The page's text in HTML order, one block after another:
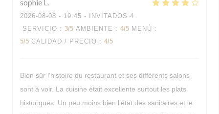
sophie L
2026-08-08 - 19:45 - INVITADOS 4
SERVICIO : 3/5 AMBIENTE : 4/5 MENÚ :
5/5 CALIDAD / PRECIO : 4/5
Bien sûr l’histoire du restaurant et ses différents salons
sont à voir. La cuisine était excellente surtout les plats
historiques. Un peu moins bien l’état des sanitaires et le